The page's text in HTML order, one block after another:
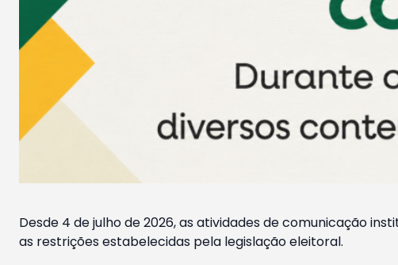
Desde 4 de julho de 2026, as atividades de comunicação
as restrições estabelecidas pela legislação eleitoral.